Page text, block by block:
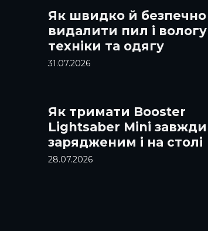
Як швидко й безпечно
видалити пил і вологу
техніки та одягу
31.07.2026
Як тримати Booster
Lightsaber Mini завжди
зарядженим і на столі
28.07.2026